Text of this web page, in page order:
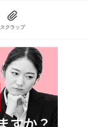
スクラップ